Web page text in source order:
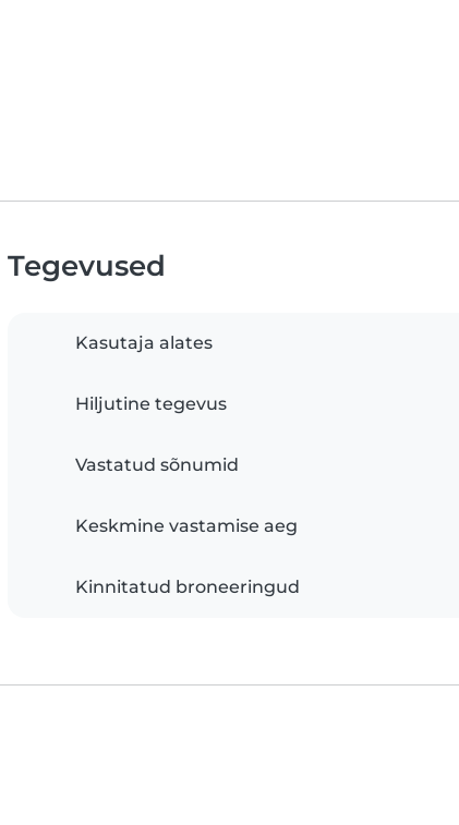
Tegevused
Kasutaja alates
Hiljutine tegevus
Vastatud sõnumid
Keskmine vastamise aeg
Kinnitatud broneeringud